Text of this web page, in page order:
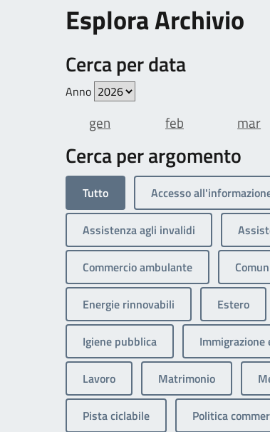
Esplora Archivio
Cerca per data
Anno
gen feb mar
Cerca per argomento
Tutto Accesso
Assistenza agli invalidi
Commercio ambulante
Energie rinnovabili Estero
Igiene pubblica Immigrazione
Lavoro Matrimonio
Pista ciclabile Politica